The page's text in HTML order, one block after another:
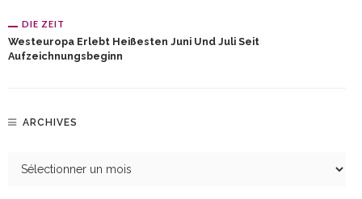
DIE ZEIT
Westeuropa Erlebt Heißesten Juni Und Juli Seit
Aufzeichnungsbeginn
ARCHIVES